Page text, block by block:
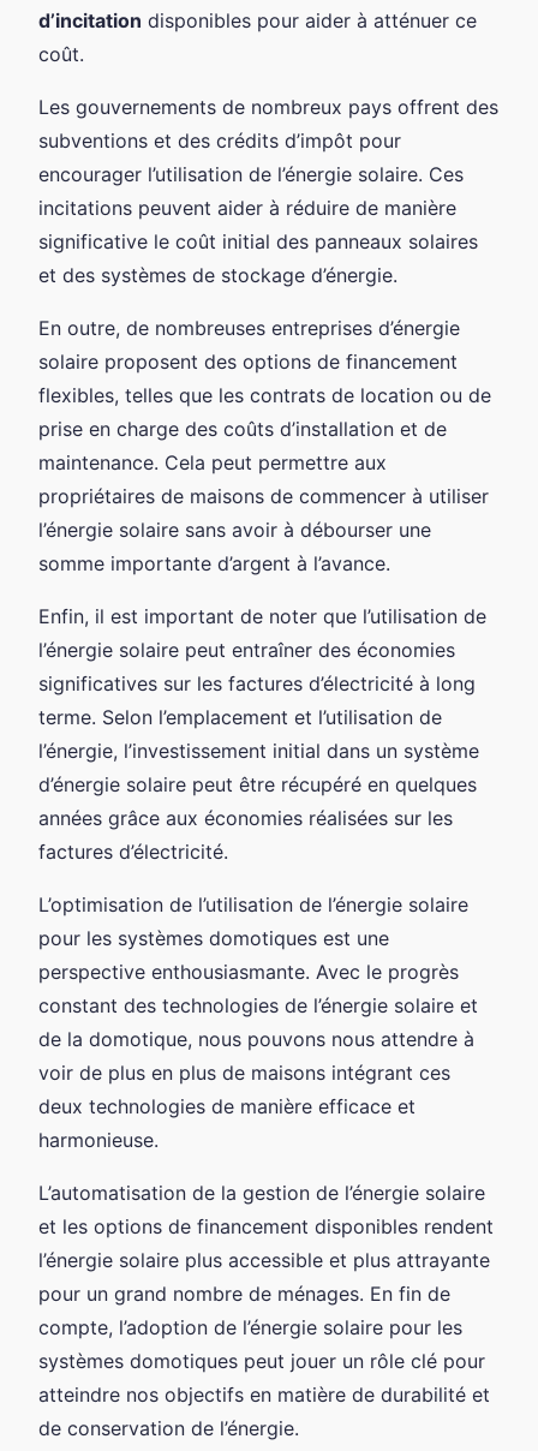
d’incitation disponibles pour aider à atténuer ce
coût.
Les gouvernements de nombreux pays offrent des
subventions et des crédits d’impôt pour
encourager l’utilisation de l’énergie solaire. Ces
incitations peuvent aider à réduire de manière
significative le coût initial des panneaux solaires
et des systèmes de stockage d’énergie.
En outre, de nombreuses entreprises d’énergie
solaire proposent des options de financement
flexibles, telles que les contrats de location ou de
prise en charge des coûts d’installation et de
maintenance. Cela peut permettre aux
propriétaires de maisons de commencer à utiliser
l’énergie solaire sans avoir à débourser une
somme importante d’argent à l’avance.
Enfin, il est important de noter que l’utilisation de
l’énergie solaire peut entraîner des économies
significatives sur les factures d’électricité à long
terme. Selon l’emplacement et l’utilisation de
l’énergie, l’investissement initial dans un système
d’énergie solaire peut être récupéré en quelques
années grâce aux économies réalisées sur les
factures d’électricité.
L’optimisation de l’utilisation de l’énergie solaire
pour les systèmes domotiques est une
perspective enthousiasmante. Avec le progrès
constant des technologies de l’énergie solaire et
de la domotique, nous pouvons nous attendre à
voir de plus en plus de maisons intégrant ces
deux technologies de manière efficace et
harmonieuse.
L’automatisation de la gestion de l’énergie solaire
et les options de financement disponibles rendent
l’énergie solaire plus accessible et plus attrayante
pour un grand nombre de ménages. En fin de
compte, l’adoption de l’énergie solaire pour les
systèmes domotiques peut jouer un rôle clé pour
atteindre nos objectifs en matière de durabilité et
de conservation de l’énergie.